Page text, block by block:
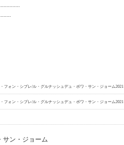
フォン・シプレ/ル・グルナッシュデュ・ボワ・サン・ジョーム2021
フォン・シプレ/ル・グルナッシュデュ・ボワ・サン・ジョーム2021
サン・ジョーム